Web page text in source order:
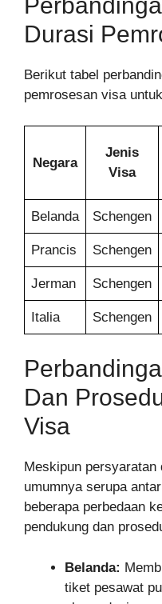
Durasi
Berikut tabel
pemrosesan visa
Negara
Jenis
Visa
Belanda Schengen
Prancis Schengen
Jerman Schengen
Italia Schengen
Dan
Visa
Meskipun
umumnya serupa
beberapa perbedaan
pendukung dan
Belanda:
tiket pesawat